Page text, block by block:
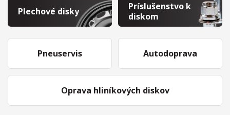
Plechové disky
Príslušenstvo k
diskom
Pneuservis
Oprava hliníkových diskov
Autodoprava